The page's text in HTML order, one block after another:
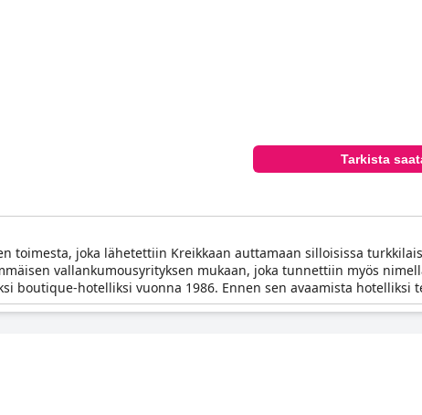
Tarkista
joka lähetettiin Kreikkaan auttamaan silloisissa
vallankumousyrityksen mukaan, joka tunnettiin myös
boutique-hotelliksi vuonna 1986. Ennen sen avaamista hotelliksi
lähellä alkuperäistä.